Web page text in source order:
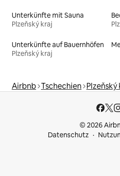
Unterkünfte mit Sauna
Plzeňský kraj
Unterkünfte auf Bauernhöfen
Plzeňský kraj
Airbnb Tschechien Plzeňský
© 2026
Datenschutz